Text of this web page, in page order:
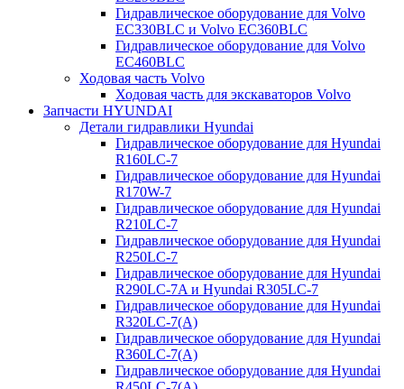
Гидравлическое оборудование для Volvo
EC330BLC и Volvo EC360BLC
Гидравлическое оборудование для Volvo
EC460BLC
Ходовая часть Volvo
Ходовая часть для экскаваторов Volvo
Запчасти HYUNDAI
Детали гидравлики Hyundai
Гидравлическое оборудование для Hyundai
R160LC-7
Гидравлическое оборудование для Hyundai
R170W-7
Гидравлическое оборудование для Hyundai
R210LC-7
Гидравлическое оборудование для Hyundai
R250LC-7
Гидравлическое оборудование для Hyundai
R290LC-7A и Hyundai R305LC-7
Гидравлическое оборудование для Hyundai
R320LC-7(A)
Гидравлическое оборудование для Hyundai
R360LC-7(A)
Гидравлическое оборудование для Hyundai